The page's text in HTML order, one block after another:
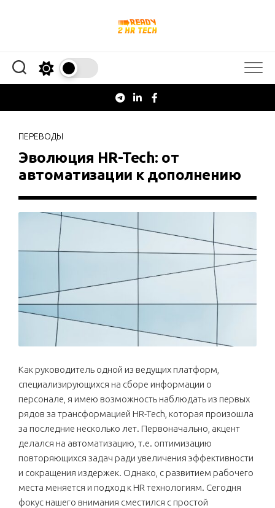
ПЕРЕВОДЫ
Эволюция HR-Tech: от
автоматизации к дополнению
Как руководитель одной из ведущих платформ,
специализирующихся на сборе информации о
персонале, я имею возможность наблюдать из первых
рядов за трансформацией HR-Tech, которая произошла
за последние несколько лет. Первоначально, акцент
делался на автоматизацию, т.е. оптимизацию
повторяющихся задач ради увеличения эффективности
и сокращения издержек. Однако, с развитием рабочего
места меняется и подход к HR технологиям. Сегодня
фокус нашего внимания сместился с простой